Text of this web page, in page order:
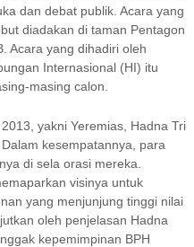
dan debat publik. Acara yang
diadakan di taman Pentagon
Acara yang dihadiri oleh
Internasional (HI) itu
masing calon.
yakni Yeremias, Hadna Tri
kesempatannya, para
di sela orasi mereka.
visinya untuk
yang menjunjung tinggi nilai
oleh penjelasan Hadna
kepemimpinan BPH